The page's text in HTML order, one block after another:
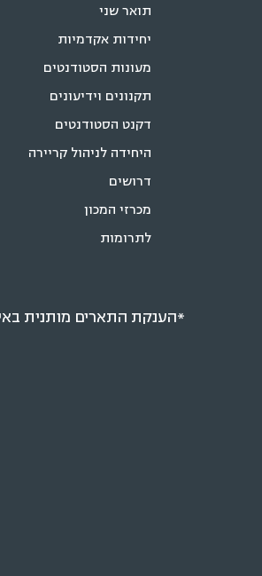
תואר שני
יחידות אקדמיות
מעונות הסטודנטים
תקנונים וידיעונים
דקנט הסטודנטים
היחידה לניהול קריירה
דרושים
מכרזי המכון
לתרומות
*הענקת התארים מותנית